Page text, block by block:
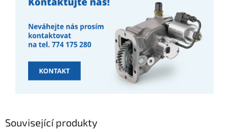
Související produkty